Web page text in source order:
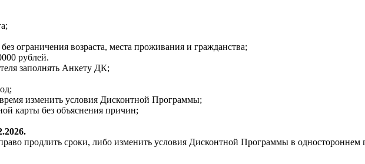
ограничения возраста, места проживания и гражданства;
рублей.
заполнять Анкету ДК;
изменить условия Дисконтной Программы;
карты без объяснения причин;
продлить сроки, либо изменить условия Дисконтной Программы в одностороннем